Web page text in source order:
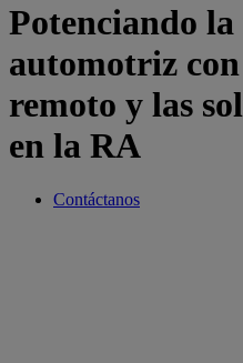
Potenciando
automotriz con
remoto y las
en la RA
Contáctanos